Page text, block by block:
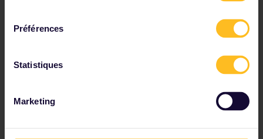
Préférences
Statistiques
Marketing